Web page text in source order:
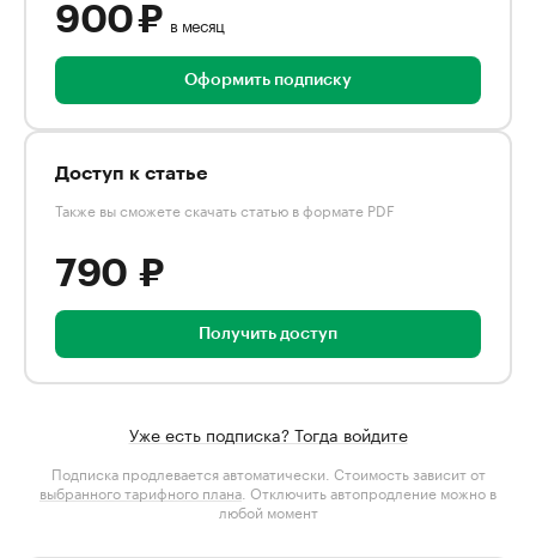
900 ₽ в месяц
Оформить подписку
Доступ к статье
Также вы сможете скачать статью в формате PDF
790 ₽
Получить доступ
Уже есть подписка? Тогда войдите
Подписка продлевается автоматически. Стоимость зависит от
выбранного тарифного плана . Отключить автопродление можно в
любой момент